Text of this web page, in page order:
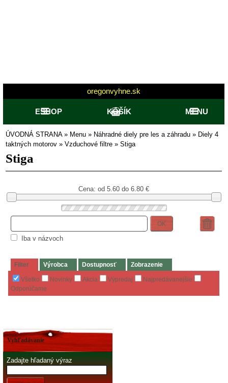
oregonvyhne.sk
ESHOP KOŠÍK MENU
ÚVODNÁ STRANA» Menu » Náhradné diely pre les a záhradu » Diely 4
taktných motorov » Vzduchové filtre » Stiga
Stiga
Cena: od 5.60 do 6.80€
OK
Iba v názvoch
Filter Výrobca Dostupnosť Zobrazenie
Všetko Novinky Akcia Výpredaj
Najpredávanejšie
Odporúčame
Vyhľadávanie
Zadajte hľadaný výraz